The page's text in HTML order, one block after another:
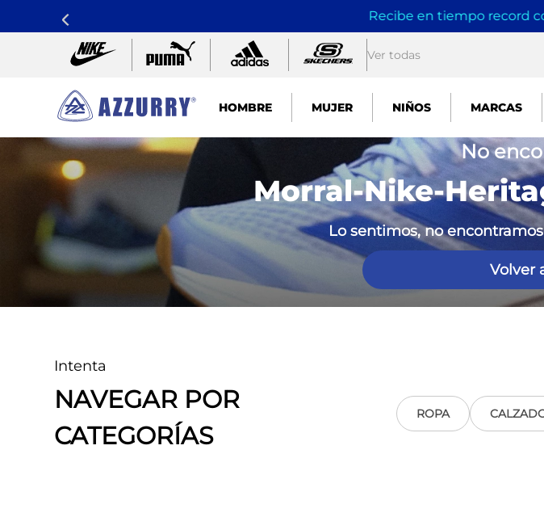
Recibe en tiempo record
Ver todas
HOMBRE MUJER NIÑOS MARCAS
No
Morral-Nike-
Lo sentimos, no
Volver
Intenta
NAVEGAR POR
CATEGORÍAS
ROPA
TÉRMINOS MÁS BUSCADOS
1.
nike pacific
guayos
sandalias
tenis hombre
skechers mujer
guayos sintéticos
nike mujer